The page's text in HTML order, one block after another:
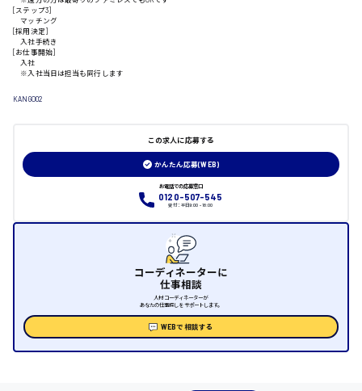
山口県
日給制すべて
[ステップ3]
マッチング
[採用決定]
入社手続き
[お仕事開始]
入社
※入社当日は担当も同行します
KANGO02
この求人に応募する
かんたん応募(WEB)
お電話での応募窓口
0120-507-545
受付：平日9:00 - 18:00
コーディネーターに
仕事相談
人材コーディネーターが
あなたの仕事探しをサポートします。
WEBで相談する